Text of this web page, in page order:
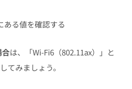
ある値を確認する
は、
「Wi-Fi6（802.11ax）」と
てみましょう。